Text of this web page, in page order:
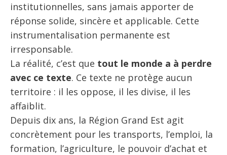
institutionnelles, sans jamais apporter de
réponse solide, sincère et applicable. Cette
instrumentalisation permanente est
irresponsable.
La réalité, c’est que tout le monde a à perdre
avec ce texte. Ce texte ne protège aucun
territoire : il les oppose, il les divise, il les
affaiblit.
Depuis dix ans, la Région Grand Est agit
concrètement pour les transports, l’emploi, la
formation, l’agriculture, le pouvoir d’achat et